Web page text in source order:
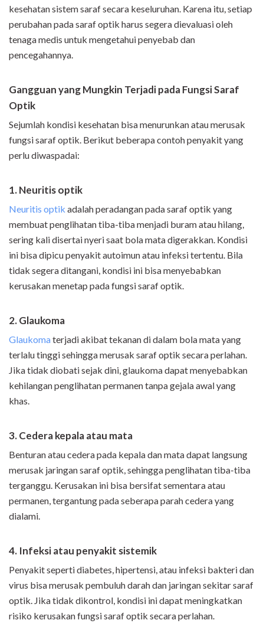
kesehatan sistem saraf secara keseluruhan. Karena itu, setiap
perubahan pada saraf optik harus segera dievaluasi oleh
tenaga medis untuk mengetahui penyebab dan
pencegahannya.
Gangguan yang Mungkin Terjadi pada Fungsi Saraf
Optik
Sejumlah kondisi kesehatan bisa menurunkan atau merusak
fungsi saraf optik. Berikut beberapa contoh penyakit yang
perlu diwaspadai:
1. Neuritis optik
Neuritis optik adalah peradangan pada saraf optik yang
membuat penglihatan tiba-tiba menjadi buram atau hilang,
sering kali disertai nyeri saat bola mata digerakkan. Kondisi
ini bisa dipicu penyakit autoimun atau infeksi tertentu. Bila
tidak segera ditangani, kondisi ini bisa menyebabkan
kerusakan menetap pada fungsi saraf optik.
2. Glaukoma
Glaukomaterjadi akibat tekanan di dalam bola mata yang
terlalu tinggi sehingga merusak saraf optik secara perlahan.
Jika tidak diobati sejak dini, glaukoma dapat menyebabkan
kehilangan penglihatan permanen tanpa gejala awal yang
khas.
3. Cedera kepala atau mata
Benturan atau cedera pada kepala dan mata dapat langsung
merusak jaringan saraf optik, sehingga penglihatan tiba-tiba
terganggu. Kerusakan ini bisa bersifat sementara atau
permanen, tergantung pada seberapa parah cedera yang
dialami.
4. Infeksi atau penyakit sistemik
Penyakit seperti diabetes, hipertensi, atau infeksi bakteri dan
virus bisa merusak pembuluh darah dan jaringan sekitar saraf
optik. Jika tidak dikontrol, kondisi ini dapat meningkatkan
risiko kerusakan fungsi saraf optik secara perlahan.